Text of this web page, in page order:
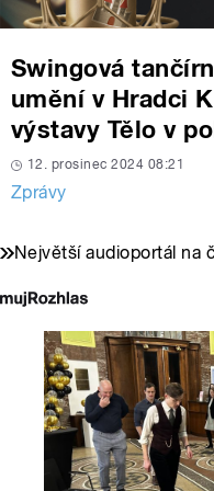
Swingová
umění v Hradci
výstavy Tělo v
12. prosinec 2024 08:21
Zprávy
Největší audioportál na